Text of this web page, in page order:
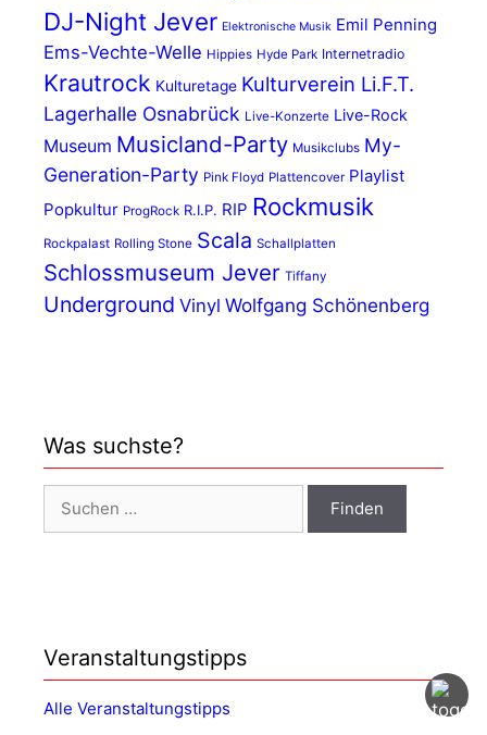
DJ-Night Jever Elektronische Musik Emil Penning
Ems-Vechte-Welle Hippies Hyde Park Internetradio
Krautrock Kulturetage Kulturverein Li.F.T.
Lagerhalle Osnabrück Live-Konzerte Live-Rock
Museum Musicland-Party Musikclubs My-
Generation-Party Pink Floyd Plattencover Playlist
Popkultur ProgRock R.I.P. RIP Rockmusik
Rockpalast Rolling Stone Scala Schallplatten
Schlossmuseum Jever Tiffany
Underground Vinyl Wolfgang Schönenberg
Was suchste?
Veranstaltungstipps
Alle Veranstaltungstipps